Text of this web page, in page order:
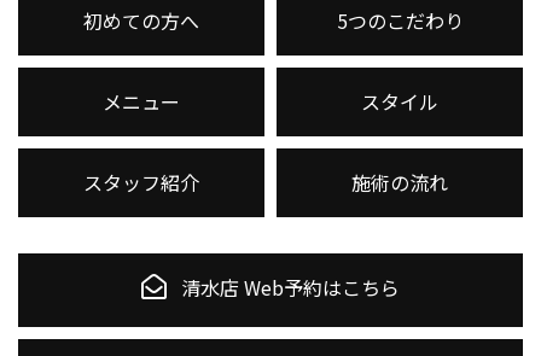
初めての方へ 5つのこだわり
メニュー スタイル
スタッフ紹介 施術の流れ
清水店 Web予約はこちら